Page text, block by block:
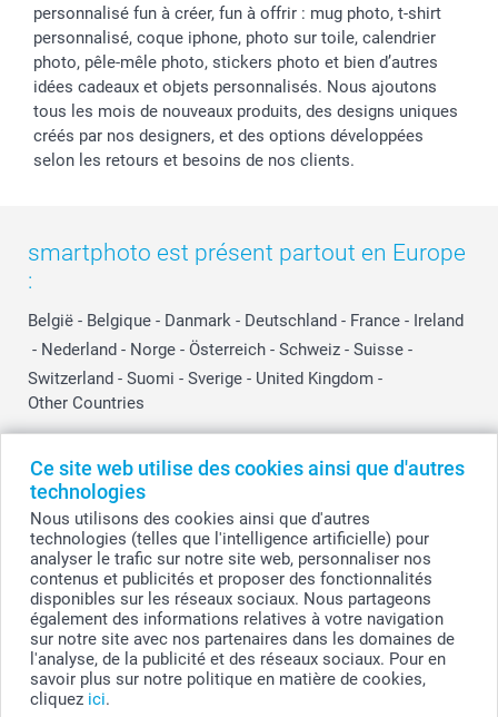
Ce site web utilise des cookies ainsi que d'autres
technologies
Nous utilisons des cookies ainsi que d'autres
technologies (telles que l'intelligence artificielle) pour
analyser le trafic sur notre site web, personnaliser nos
contenus et publicités et proposer des fonctionnalités
disponibles sur les réseaux sociaux. Nous partageons
également des informations relatives à votre navigation
sur notre site avec nos partenaires dans les domaines de
l'analyse, de la publicité et des réseaux sociaux. Pour en
savoir plus sur notre politique en matière de cookies,
cliquez ici.
personnalisé fun à créer, fun à offrir : mug photo, t-shirt
personnalisé, coque iphone, photo sur toile, calendrier
photo, pêle-mêle photo, stickers photo et bien d’autres
idées cadeaux et objets personnalisés. Nous ajoutons
tous les mois de nouveaux produits, des designs uniques
créés par nos designers, et des options développées
selon les retours et besoins de nos clients.
smartphoto est présent partout en Europe
:
België - Belgique - Danmark - Deutschland - France - Ireland
- Nederland - Norge - Österreich - Schweiz - Suisse -
Switzerland - Suomi - Sverige - United Kingdom -
Other Countries
© smartphoto group. Tous droits réservés
smartphoto group SA.
Siège social : Kwatrechtsteenweg 160, 9230 Wetteren, Belgique
Numéro de TVA BE 0405.706.755
Numéro d'entreprise 0405.706.755.
Coordonnées bancaires: IBAN BE71 2850 2711 5569 - BIC: GEBABEBB
Tous les prix sont en EURO (€), TVA incluse et hors frais de port.